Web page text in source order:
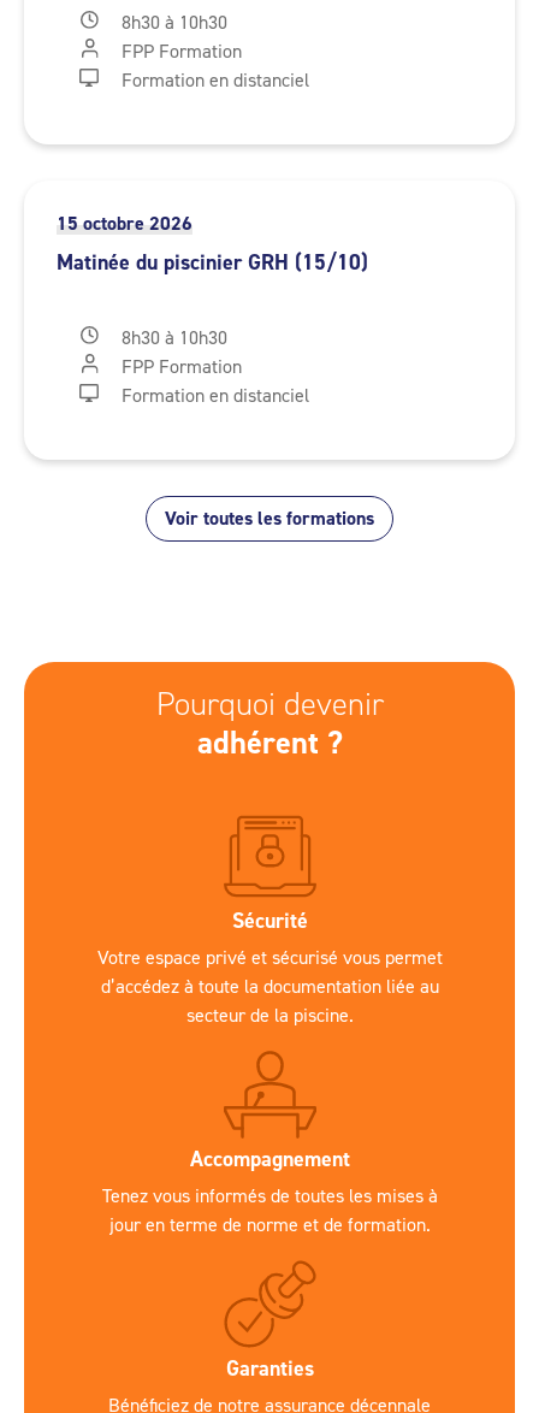
8h30 à 10h30
FPP Formation
Formation en distanciel
Matinée du piscinier GRH (15/10)
15 octobre 2026
8h30 à 10h30
FPP Formation
Formation en distanciel
Voir toutes les formations
Pourquoi devenir
adhérent ?
Sécurité
Votre espace privé et sécurisé vous permet
d’accédez à toute la documentation liée au
secteur de la piscine.
Accompagnement
Tenez vous informés de toutes les mises à
jour en terme de norme et de formation.
Garanties
Bénéficiez de notre assurance décennale